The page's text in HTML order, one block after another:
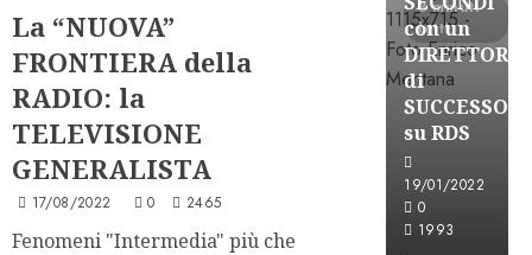
La “NUOVA”
FRONTIERA della
RADIO: la
TELEVISIONE
GENERALISTA
17/08/2022 0 2465
Fenomeni "Intermedia" più che
3 minuti
letti
con un
DIRETTORE
di
SUCCESSO
su RDS
19/01/2022
0
1993
A-Stories